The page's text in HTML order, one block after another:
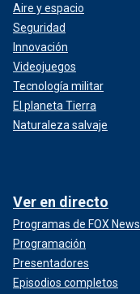
Aire y espacio
Seguridad
Innovación
Videojuegos
Tecnología militar
El planeta Tierra
Naturaleza salvaje
Ver en directo
Programas de FOX News
Programación
Presentadores
Episodios completos